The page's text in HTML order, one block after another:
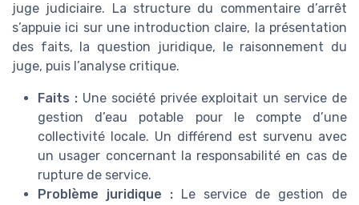
juge judiciaire. La structure du commentaire d’arrêt
s’appuie ici sur une introduction claire, la présentation
des faits, la question juridique, le raisonnement du
juge, puis l’analyse critique.
Faits :Une société privée exploitait un service de
gestion d’eau potable pour le compte d’une
collectivité locale. Un différend est survenu avec
un usager concernant la responsabilité en cas de
rupture de service.
Problème juridique : Le service de gestion de